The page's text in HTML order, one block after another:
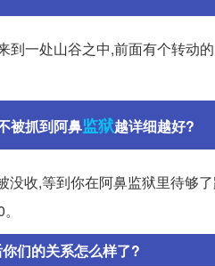
到一处山谷之中,前面有个转动
被抓到阿鼻监狱越详细越好?
没收,等到你在阿鼻监狱里待够
们的关系怎么样了?